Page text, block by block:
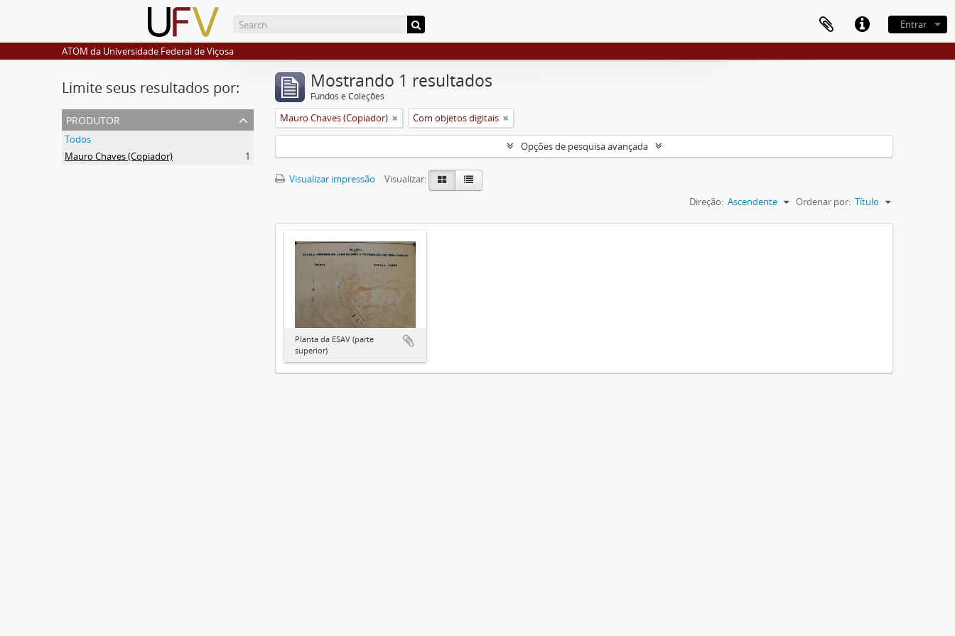
Entrar
ATOM da Universidade Federal de Viçosa
Limite seus resultados por:
produtor
Todos
Mauro Chaves (Copiador)
1
Mostrando 1 resultados
Fundos e Coleções
Mauro Chaves (Copiador) Com objetos digitais
Opções de pesquisa avançada
Visualizar impressão
Visualizar:
Ordenar por: Título
Direção: Ascendente
Planta da ESAV (parte
superior)